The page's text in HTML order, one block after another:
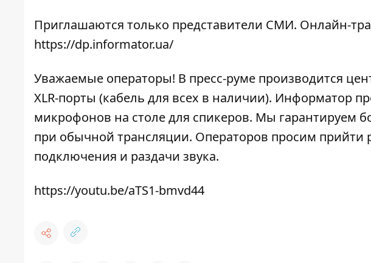
Приглашаются только представители СМИ. Онлайн-
https://dp.informator.ua/
Уважаемые операторы! В пресс-руме производится
XLR-порты (кабель для всех в наличии). Информатор
микрофонов на столе для спикеров. Мы гарантируем
при обычной трансляции. Операторов просим прийти
подключения и раздачи звука.
https://youtu.be/aTS1-bmvd44